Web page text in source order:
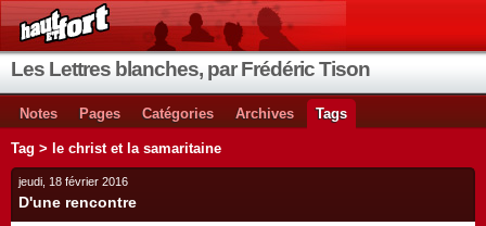
Les Lettres blanches, par Frédéric Tison
Notes Pages Catégories Archives Tags
Tag > le christ et la samaritaine
jeudi, 18 février 2016
D'une rencontre